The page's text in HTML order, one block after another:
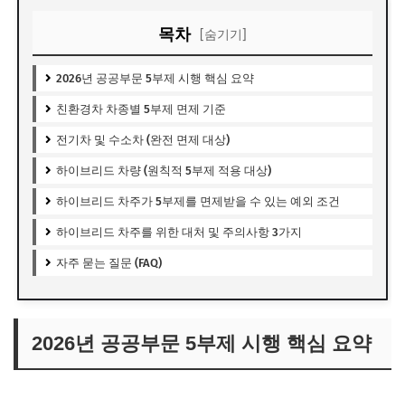
목차 [숨기기]
2026년 공공부문 5부제 시행 핵심 요약
친환경차 차종별 5부제 면제 기준
전기차 및 수소차 (완전 면제 대상)
하이브리드 차량 (원칙적 5부제 적용 대상)
하이브리드 차주가 5부제를 면제받을 수 있는 예외 조건
하이브리드 차주를 위한 대처 및 주의사항 3가지
자주 묻는 질문 (FAQ)
2026년 공공부문 5부제 시행 핵심 요약